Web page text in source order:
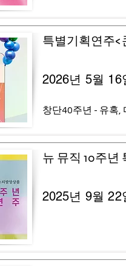
특별기획연주<
2026년 5월 16
창단40주년 - 유혹,
뉴 뮤직 10주년
2025년 9월 22